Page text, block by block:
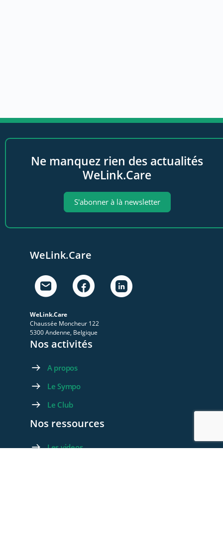
Ne manquez rien des actualités
WeLink.Care
S'abonner à là newsletter
WeLink.Care
WeLink.Care
Chaussée Moncheur 122
5300 Andenne, Belgique
Nos activités
A propos
Le Sympo
Le Club
Nos ressources
Les videos